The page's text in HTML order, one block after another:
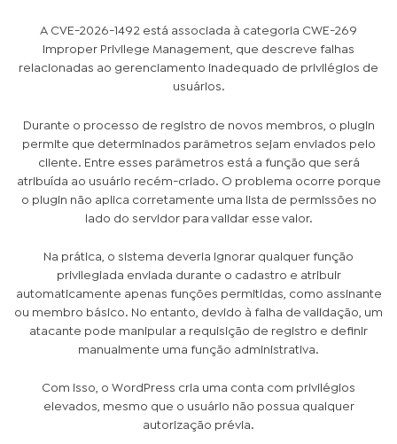
A CVE-2026-1492 está associada à categoria CWE-269
Improper Privilege Management, que descreve falhas
relacionadas ao gerenciamento inadequado de privilégios de
usuários.
Durante o processo de registro de novos membros, o plugin
permite que determinados parâmetros sejam enviados pelo
cliente. Entre esses parâmetros está a função que será
atribuída ao usuário recém-criado. O problema ocorre porque
o plugin não aplica corretamente uma lista de permissões no
lado do servidor para validar esse valor.
Na prática, o sistema deveria ignorar qualquer função
privilegiada enviada durante o cadastro e atribuir
automaticamente apenas funções permitidas, como assinante
ou membro básico. No entanto, devido à falha de validação, um
atacante pode manipular a requisição de registro e definir
manualmente uma função administrativa.
Com isso, o WordPress cria uma conta com privilégios
elevados, mesmo que o usuário não possua qualquer
autorização prévia.